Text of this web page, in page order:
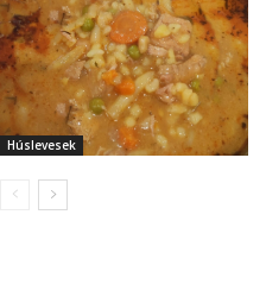
Húslevesek